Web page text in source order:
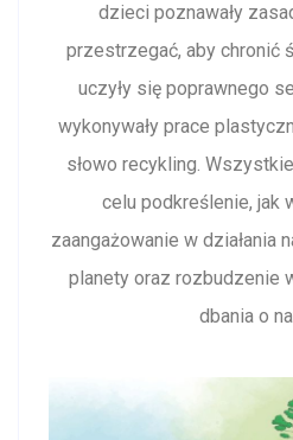
dzieci poznawały
przestrzegać, aby chronić
uczyły się poprawnego
wykonywały prace
słowo recykling.
celu podkreślenie, jak
zaangażowanie w działania
planety oraz rozbudzenie
dbania o